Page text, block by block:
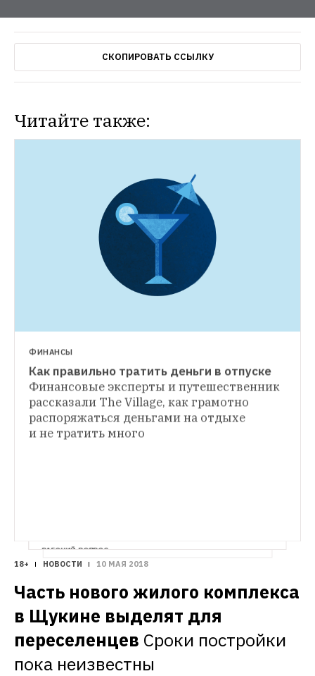
СКОПИРОВАТЬ ССЫЛКУ
Читайте также:
ФИНАНСЫ
Телеграм-каналы для тех, кто хочет
путешествовать недорого
РАБОЧИЙ ВОПРОС
Какой отпуск лучше, длинный или
лучше отдыхать — устраивать себе долгие
каникулы или разбивать их на части
ФИНАНСЫ
Как правильно тратить деньги в отпуске
Финансовые эксперты и путешественник
рассказали The Village, как грамотно
распоряжаться деньгами на отдыхе
и не тратить много
18+ НОВОСТИ 10 МАЯ 2018
Часть нового жилого комплекса
в Щукине выделят для
переселенцев Сроки постройки
пока неизвестны